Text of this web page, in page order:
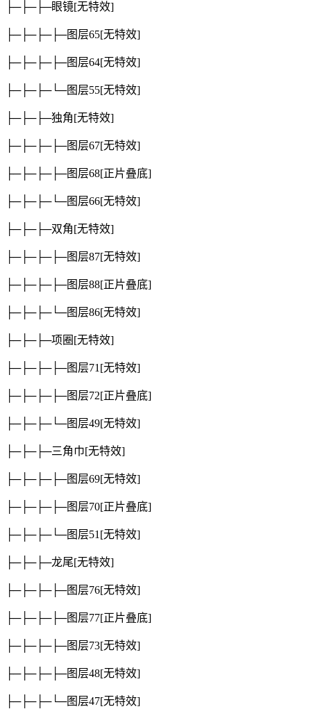
├─├─├─眼镜[无特效]
├─├─├─├─图层65[无特效]
├─├─├─├─图层64[无特效]
├─├─├─└─图层55[无特效]
├─├─├─独角[无特效]
├─├─├─├─图层67[无特效]
├─├─├─├─图层68[正片叠底]
├─├─├─└─图层66[无特效]
├─├─├─双角[无特效]
├─├─├─├─图层87[无特效]
├─├─├─├─图层88[正片叠底]
├─├─├─└─图层86[无特效]
├─├─├─项圈 [无特效]
├─├─├─├─图层71 [无特效]
├─├─├─├─图层72[正片叠底]
├─├─├─└─图层49[无特效]
├─├─├─三角巾[无特效]
├─├─├─├─图层69[无特效]
├─├─├─├─图层70[正片叠底]
├─├─├─└─图层51 [无特效]
├─├─├─龙尾[无特效]
├─├─├─├─图层76[无特效]
├─├─├─├─图层77[正片叠底]
├─├─├─├─图层73[无特效]
├─├─├─├─图层48[无特效]
├─├─├─└─图层47[无特效]